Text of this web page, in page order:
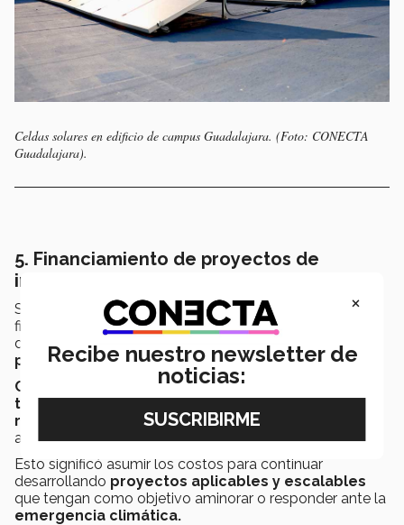
Celdas solares en edificio de campus Guadalajara. (Foto: CONECTA
Guadalajara).
5. Financiamiento de proyectos de
investigación con ejes de sostenibilidad
Se lanzó la convocatoria institucional
financiamiento de proyectos de investigación con ejes
de sostenibilidad, dando paso a la
selección de 15
proyectos durante el periodo pasado.
Contaminantes emergentes, economía circular,
tecnologías zero-net y fuentes de energía
renovables
son algunos de los temas centrales que
abordan los proyectos seleccionados.
Esto significó asumir los costos para continuar
desarrollando proyectos aplicables y escalables
que tengan como objetivo aminorar o responder ante la
emergencia climática.
×
Recibe nuestro newsletter de
noticias: